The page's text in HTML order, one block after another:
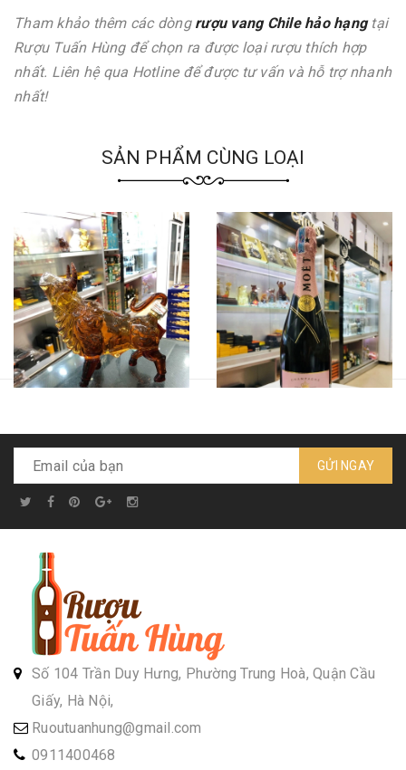
Tham khảo thêm các dòng rượu vang Chile hảo hạngtại
Rượu Tuấn Hùng để chọn ra được loại rượu thích hợp
nhất. Liên hệ qua Hotline để được tư vấn và hỗ trợ nhanh
nhất!
SẢN PHẨM CÙNG LOẠI
Rượu trâu linh vật phong
thuỷ - Armenian xách tay
GỬI NGAY
Số 104 Trần Duy Hưng, Phường Trung Hoà, Quận Cầu
Giấy, Hà Nội,
Ruoutuanhung@gmail.com
0911400468